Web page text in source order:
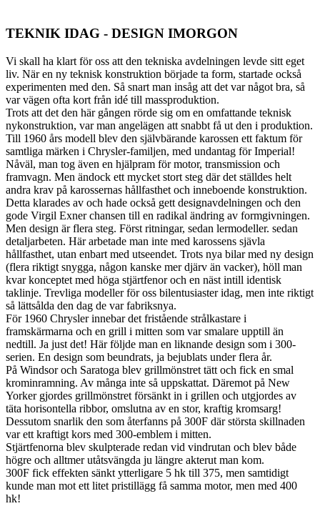
TEKNIK IDAG - DESIGN IMORGON
Vi skall ha klart för oss att den tekniska avdelningen levde sitt eget
liv. När en ny teknisk konstruktion började ta form, startade också
experimenten med den. Så snart man insåg att det var något bra, så
var vägen ofta kort från idé till massproduktion.
Trots att det den här gången rörde sig om en omfattande teknisk
nykonstruktion, var man angelägen att snabbt få ut den i produktion.
Till 1960 års modell blev den självbärande karossen ett faktum för
samtliga märken i Chrysler-familjen, med undantag för Imperial!
Nåväl, man tog även en hjälpram för motor, transmission och
framvagn. Men ändock ett mycket stort steg där det ställdes helt
andra krav på karossernas hållfasthet och inneboende konstruktion.
Detta klarades av och hade också gett designavdelningen och den
gode Virgil Exner chansen till en radikal ändring av formgivningen.
Men design är flera steg. Först ritningar, sedan lermodeller. sedan
detaljarbeten. Här arbetade man inte med karossens sjävla
hållfasthet, utan enbart med utseendet. Trots nya bilar med ny design
(flera riktigt snygga, någon kanske mer djärv än vacker), höll man
kvar konceptet med höga stjärtfenor och en näst intill identisk
taklinje. Trevliga modeller för oss bilentusiaster idag, men inte riktigt
så lättsålda den dag de var fabriksnya.
För 1960 Chrysler innebar det fristående strålkastare i
framskärmarna och en grill i mitten som var smalare upptill än
nedtill. Ja just det! Här följde man en liknande design som i 300-
serien. En design som beundrats, ja bejublats under flera år.
På Windsor och Saratoga blev grillmönstret tätt och fick en smal
krominramning. Av många inte så uppskattat. Däremot på New
Yorker gjordes grillmönstret försänkt in i grillen och utgjordes av
täta horisontella ribbor, omslutna av en stor, kraftig kromsarg!
Dessutom snarlik den som återfanns på 300F där största skillnaden
var ett kraftigt kors med 300-emblem i mitten.
Stjärtfenorna blev skulpterade redan vid vindrutan och blev både
högre och alltmer utåtsvängda ju längre akterut man kom.
300F fick effekten sänkt ytterligare 5 hk till 375, men samtidigt
kunde man mot ett litet pristillägg få samma motor, men med 400
hk!